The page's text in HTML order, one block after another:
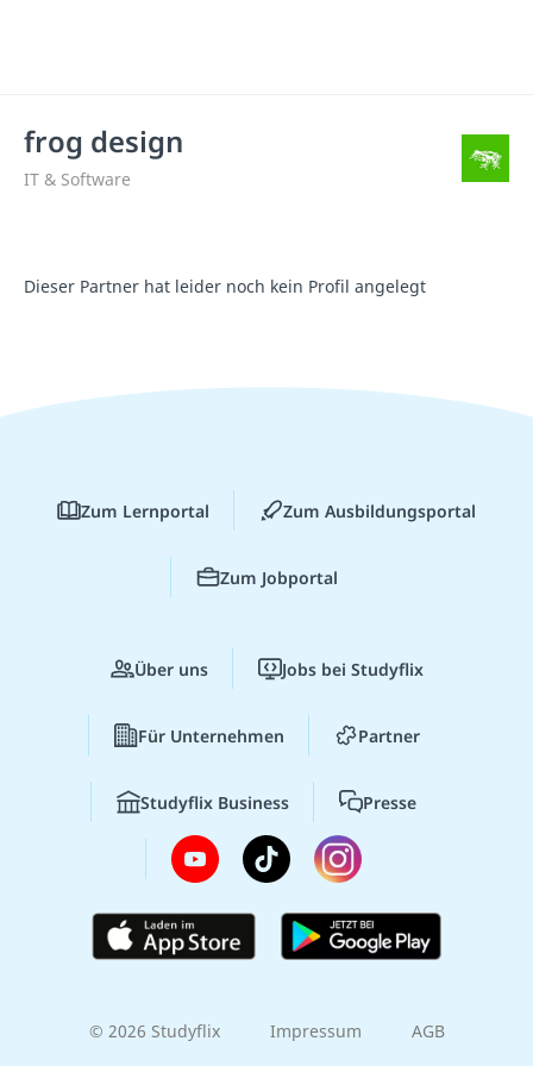
frog design
IT & Software
Dieser Partner hat leider noch kein Profil angelegt
Zum Lernportal Zum Ausbildungsportal
Zum Jobportal
Über uns Jobs bei Studyflix
Für Unternehmen Partner
Studyflix Business Presse
© 2026 Studyflix Impressum AGB